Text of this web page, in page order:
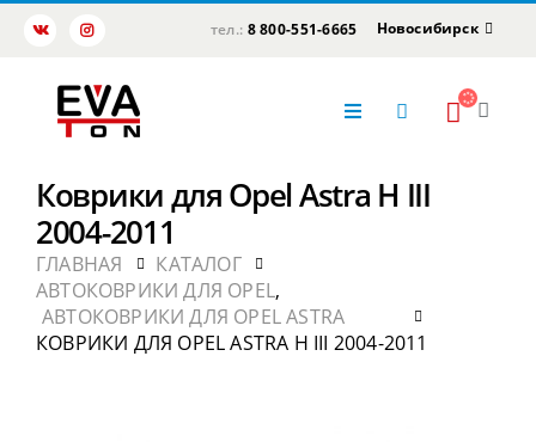
тел.: 8 800-551-6665 Новосибирск
Коврики для Opel Astra H III
2004-2011
ГЛАВНАЯ
КАТАЛОГ
АВТОКОВРИКИ ДЛЯ OPEL,
АВТОКОВРИКИ ДЛЯ OPEL ASTRA
КОВРИКИ ДЛЯ OPEL ASTRA H III 2004-2011